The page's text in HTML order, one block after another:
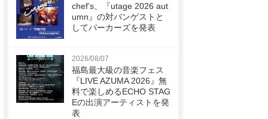
chef’s、『utage 2026 aut
umn』の対バンゲストと
してパーカーズを発表
2026/08/07
福島最大級の音楽フェス
『LIVE AZUMA 2026』無
料で楽しめるECHO STAG
Eの出演アーティストを発
表